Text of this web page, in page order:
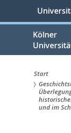
springen
Kölner
Sie
sind
Start
und im